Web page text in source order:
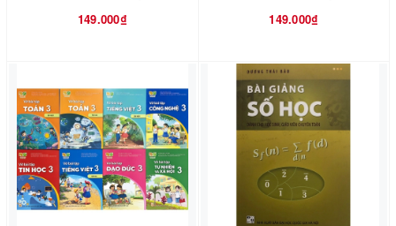
kèm 8 bao sách)
149.000₫
kèm 8 bao sách)
149.000₫